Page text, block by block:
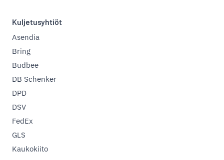
Kuljetusyhtiöt
Asendia
Bring
Budbee
DB Schenker
DPD
DSV
FedEx
GLS
Kaukokiito